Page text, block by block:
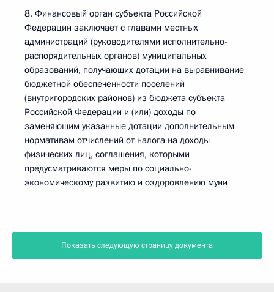
8. Финансовый орган субъекта Российской
Федерации заключает с главами местных
администраций (руководителями исполнительно-
распорядительных органов) муниципальных
образований, получающих дотации на выравнивание
бюджетной обеспеченности поселений
(внутригородских районов) из бюджета субъекта
Российской Федерации и (или) доходы по
заменяющим указанные дотации дополнительным
нормативам отчислений от налога на доходы
физических лиц, соглашения, которыми
предусматриваются меры по социально-
экономическому развитию и оздоровлению муни
Показать следующую страницу документа